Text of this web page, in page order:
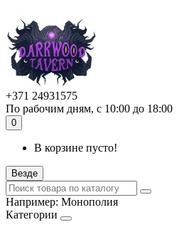
+371 24931575
По рабочим дням, с 10:00 до 18:00
0
В корзине пусто!
Везде
Например: Монополия
Категории